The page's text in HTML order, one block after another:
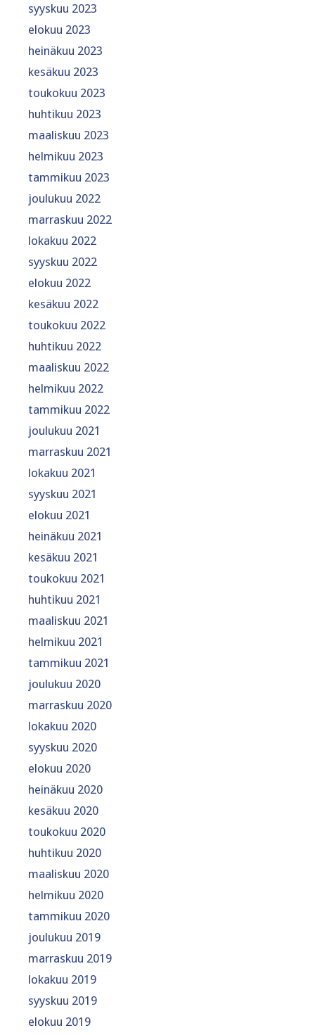
syyskuu 2023
elokuu 2023
heinäkuu 2023
kesäkuu 2023
toukokuu 2023
huhtikuu 2023
maaliskuu 2023
helmikuu 2023
tammikuu 2023
joulukuu 2022
marraskuu 2022
lokakuu 2022
syyskuu 2022
elokuu 2022
kesäkuu 2022
toukokuu 2022
huhtikuu 2022
maaliskuu 2022
helmikuu 2022
tammikuu 2022
joulukuu 2021
marraskuu 2021
lokakuu 2021
syyskuu 2021
elokuu 2021
heinäkuu 2021
kesäkuu 2021
toukokuu 2021
huhtikuu 2021
maaliskuu 2021
helmikuu 2021
tammikuu 2021
joulukuu 2020
marraskuu 2020
lokakuu 2020
syyskuu 2020
elokuu 2020
heinäkuu 2020
kesäkuu 2020
toukokuu 2020
huhtikuu 2020
maaliskuu 2020
helmikuu 2020
tammikuu 2020
joulukuu 2019
marraskuu 2019
lokakuu 2019
syyskuu 2019
elokuu 2019